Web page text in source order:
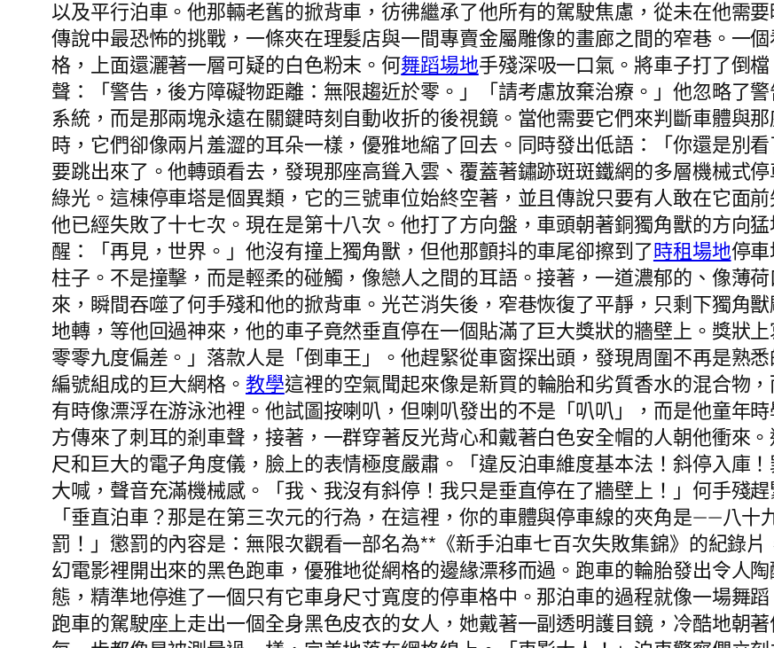
以及平行泊車。他那輛老舊的掀背車，彷彿繼承了他所有的駕駛焦慮，從未在他需
傳說中最恐怖的挑戰，一條夾在理髮店與一間專賣金屬雕像的畫廊之間的窄巷。一
格，上面還灑著一層可疑的白色粉末。何舞蹈場地手殘深吸一口氣。將車子打了倒
聲：「警告，後方障礙物距離：無限趨近於零。」「請考慮放棄治療。」他忽略了
系統，而是那兩塊永遠在關鍵時刻自動收折的後視鏡。當他需要它們來判斷車體與
時，它們卻像兩片羞澀的耳朵一樣，優雅地縮了回去。同時發出低語：「你還是別
要跳出來了。他轉頭看去，發現那座高聳入雲、覆蓋著鏽跡斑斑鐵網的多層機械式
綠光。這棟停車塔是個異類，它的三號車位始終空著，並且傳說只要有人敢在它面
他已經失敗了十七次。現在是第十八次。他打了方向盤，車頭朝著銅獨角獸的方向猛
醒：「再見，世界。」他沒有撞上獨角獸，但他那顫抖的車尾卻擦到了時租場地停
柱子。不是撞擊，而是輕柔的碰觸，像戀人之間的耳語。接著，一道濃郁的、像薄
來，瞬間吞噬了何手殘和他的掀背車。光芒消失後，窄巷恢復了平靜，只剩下獨角
地轉，等他回過神來，他的車子竟然垂直停在一個貼滿了巨大獎狀的牆壁上。獎狀
零零九度偏差。」落款人是「倒車王」。他趕緊從車窗探出頭，發現周圍不再是熟
編號組成的巨大網格。 教學這裡的空氣聞起來像是新買的輪胎和劣質香水的混合物
有時像漂浮在游泳池裡。他試圖按喇叭，但喇叭發出的不是「叭叭」，而是他童年
方傳來了刺耳的剎車聲，接著，一群穿著反光背心和戴著白色安全帽的人朝他衝來
尺和巨大的電子角度儀，臉上的表情極度嚴肅。「違反泊車維度基本法！斜停入庫
大喊，聲音充滿機械感。「我、我沒有斜停！我只是垂直停在了牆壁上！」何手殘
「垂直泊車？那是在第三次元的行為，在這裡，你的車體與停車線的夾角是——八
罰！」懲罰的內容是：無限次觀看一部名為**《新手泊車七百次失敗集錦》的紀錄
幻電影裡開出來的黑色跑車，優雅地從網格的邊緣漂移而過。跑車的輪胎發出令人
態，精準地停進了一個只有它車身尺寸寬度的停車格中。那泊車的過程就像一場舞
跑車的駕駛座上走出一個全身黑色皮衣的女人，她戴著一副透明護目鏡，冷酷地朝